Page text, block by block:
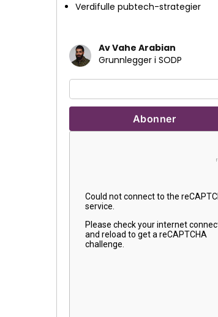
Verdifulle pubtech-strategier
Av Vahe Arabian
Grunnlegger i SODP